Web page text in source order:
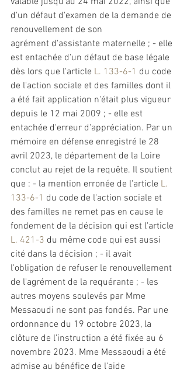
d'un défaut d'examen de la demande de
renouvellement de son
agrément d'assistante maternelle ; - elle
est entachée d'un défaut de base légale
dès lors que l'article L. 133-6-1 du code
de l'action sociale et des familles dont il
a été fait application n'était plus vigueur
depuis le 12 mai 2009 ; - elle est
entachée d'erreur d'appréciation. Par un
mémoire en défense enregistré le 28
avril 2023, le département de la Loire
conclut au rejet de la requête. Il soutient
que : - la mention erronée de l'article L.
133-6-1 du code de l'action sociale et
des familles ne remet pas en cause le
fondement de la décision qui est l'article
L. 421-3 du même code qui est aussi
cité dans la décision ; - il avait
l'obligation de refuser le renouvellement
de l'agrément de la requérante ; - les
autres moyens soulevés par Mme
Messaoudi ne sont pas fondés. Par une
ordonnance du 19 octobre 2023, la
clôture de l'instruction a été fixée au 6
novembre 2023. Mme Messaoudi a été
admise au bénéfice de l'aide